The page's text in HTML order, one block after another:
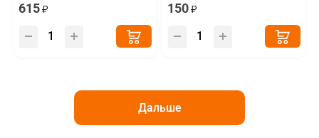
615 150
Дальше